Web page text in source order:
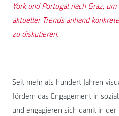
York und Portugal nach Graz,
aktueller Trends anhand
zu diskutieren.
Seit mehr als hundert Jahren
fördern das Engagement in
und engagieren sich damit in